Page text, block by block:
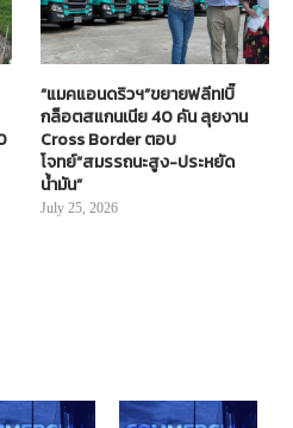
“แมคแอนดริวฯ”ขยายฟลีท!บิ๊
กล็อตสแกนเนีย 40 คัน ลุยงาน
Cross Border ตอบ
โจทย์“สมรรถนะสูง-ประหยัด
น้ำมัน”
July 25, 2026